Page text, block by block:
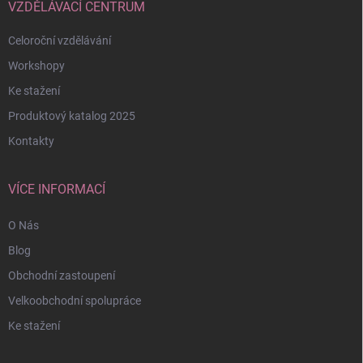
VZDĚLÁVACÍ CENTRUM
Celoroční vzdělávání
Workshopy
Ke stažení
Produktový katalog 2025
Kontakty
VÍCE INFORMACÍ
O Nás
Blog
Obchodní zastoupení
Velkoobchodní spolupráce
Ke stažení